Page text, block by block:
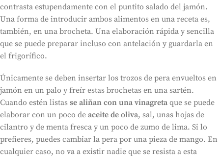
contrasta estupendamente con el puntito salado del jamón.
Una forma de introducir ambos alimentos en una receta es,
también, en una brocheta. Una elaboración rápida y sencilla
que se puede preparar incluso con antelación y guardarla en
el frigorífico.
Únicamente se deben insertar los trozos de pera envueltos en
jamón en un palo y freír estas brochetas en una sartén.
Cuando estén listas se aliñan con una vinagreta que se puede
elaborar con un poco de aceite de oliva, sal, unas hojas de
cilantro y de menta fresca y un poco de zumo de lima. Si lo
prefieres, puedes cambiar la pera por una pieza de mango. En
cualquier caso, no va a existir nadie que se resista a esta